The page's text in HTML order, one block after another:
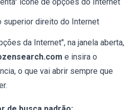
superior direito do Internet
da Internet", na janela aberta,
e insira o
o que vai abrir sempre que